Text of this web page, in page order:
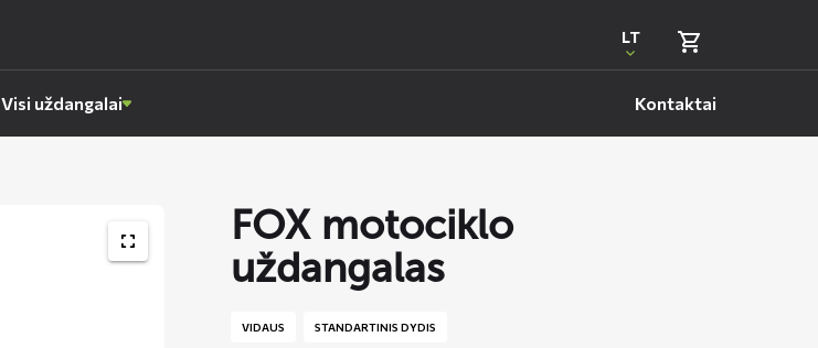
LT
Visi uždangalai Kontaktai
FOX motociklo
uždangalas
VIDAUS STANDARTINIS DYDIS